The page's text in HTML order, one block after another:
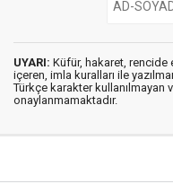
UYARI: Küfür, hakaret, rencide
içeren, imla kuralları ile
Türkçe karakter kullanılmayan
onaylanmamaktadır.